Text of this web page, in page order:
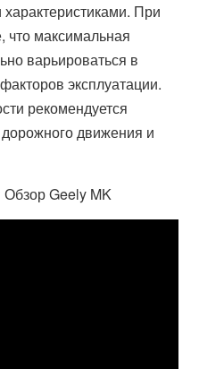
При
что максимальная
варьироваться в
эксплуатации.
рекомендуется
движения и
Geely MK